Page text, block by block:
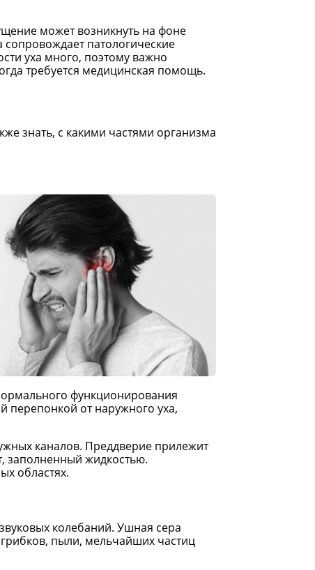
может возникнуть на фоне
патологические
уха много, поэтому важно
требуется медицинская помощь.
знать, с какими частями организма
функционирования
перепонкой от наружного уха,
каналов. Преддверие прилежит
заполненный жидкостью.
областях.
колебаний. Ушная сера
пыли, мельчайших частиц